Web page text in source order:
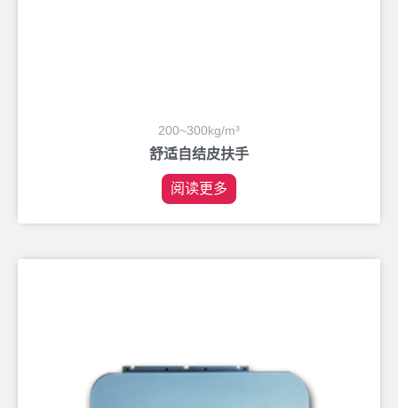
200~300kg/m³
舒适自结皮扶手
阅读更多